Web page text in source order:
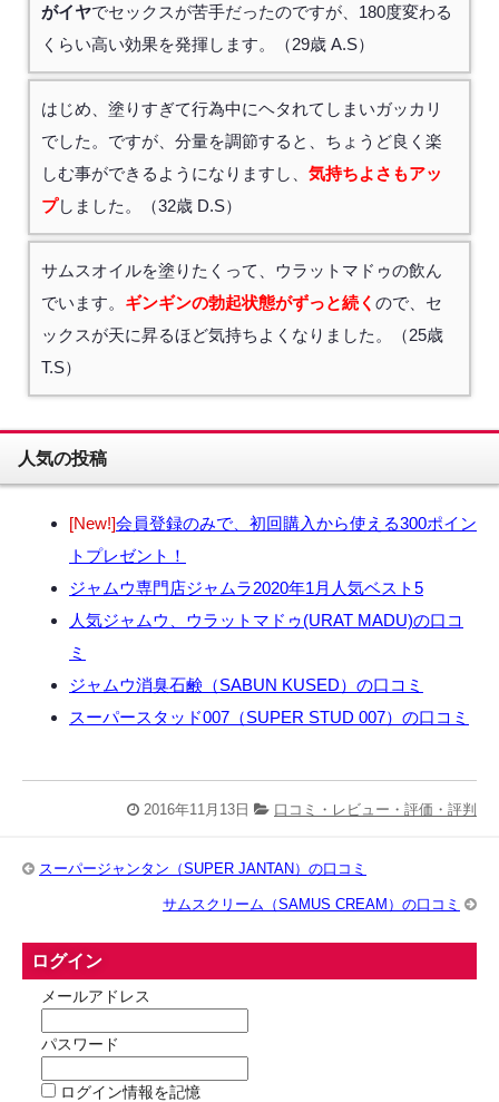
がイヤでセックスが苦手だったのですが、180度変わる
くらい高い効果を発揮します。（29歳 A.S）
はじめ、塗りすぎて行為中にヘタれてしまいガッカリ
でした。ですが、分量を調節すると、ちょうど良く楽
しむ事ができるようになりますし、 気持ちよさもアッ
プしました。（32歳 D.S）
サムスオイルを塗りたくって、ウラットマドゥの飲ん
でいます。 ギンギンの勃起状態がずっと続く ので、セ
ックスが天に昇るほど気持ちよくなりました。（25歳
T.S）
人気の投稿
[New!]会員登録のみで、初回購入から使える300ポイン
トプレゼント！
ジャムウ専門店ジャムラ2020年1月人気ベスト5
人気ジャムウ、ウラットマドゥ(URAT MADU)の口コ
ミ
ジャムウ消臭石鹸（SABUN KUSED）の口コミ
スーパースタッド007（SUPER STUD 007）の口コミ
2016年11月13日 口コミ・レビュー・評価・評判
スーパージャンタン（SUPER JANTAN）の口コミ
サムスクリーム（SAMUS CREAM）の口コミ
ログイン
メールアドレス
パスワード
ログイン情報を記憶